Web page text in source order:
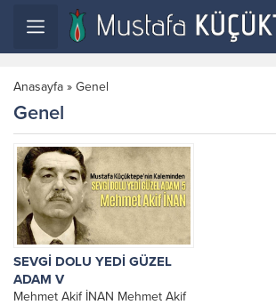
Anasayfa » Genel
Genel
SEVGİ DOLU YEDİ GÜZEL
ADAM V
Mehmet Akif İNAN Mehmet Akif